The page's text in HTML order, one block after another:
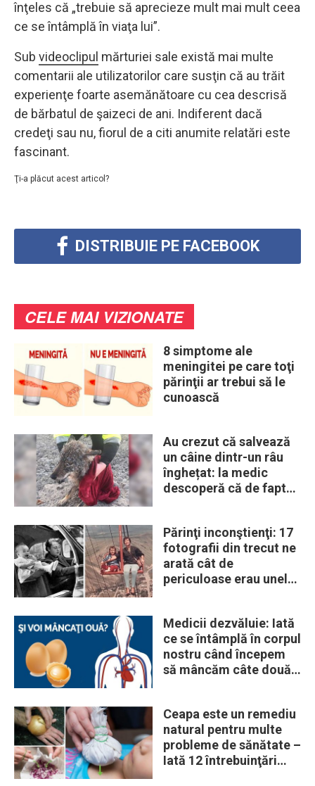
înţeles că „trebuie să aprecieze mult mai mult ceea
ce se întâmplă în viaţa lui”.
Sub videoclipul mărturiei sale există mai multe
comentarii ale utilizatorilor care susţin că au trăit
experienţe foarte asemănătoare cu cea descrisă
de bărbatul de şaizeci de ani. Indiferent dacă
credeţi sau nu, fiorul de a citi anumite relatări este
fascinant.
Ţi-a plăcut acest articol?
DISTRIBUIE PE FACEBOOK
CELE MAI VIZIONATE
8 simptome ale
meningitei pe care toţi
părinţii ar trebui să le
cunoască
Au crezut că salvează
un câine dintr-un râu
înghețat: la medic
descoperă că de fapt
Părinţi inconştienţi: 17
fotografii din trecut ne
arată cât de
periculoase erau unele
Medicii dezvăluie: Iată
ce se întâmplă în corpul
nostru când începem
să mâncăm câte două
Ceapa este un remediu
natural pentru multe
probleme de sănătate –
Iată 12 întrebuinţări